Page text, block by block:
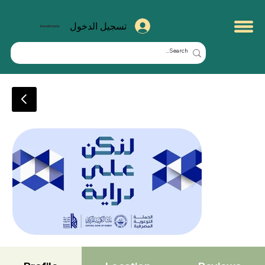
kuwaitmate تسجيل الدخول